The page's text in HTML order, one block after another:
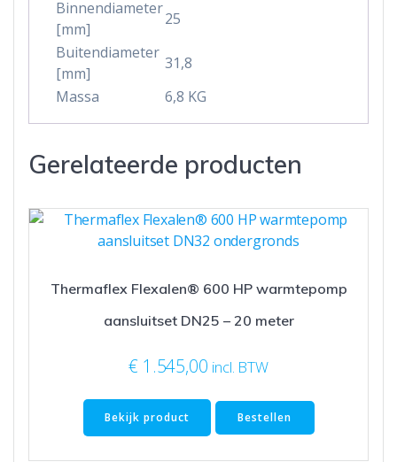
Binnendiameter
[mm]
25
Buitendiameter
[mm]
31,8
Massa
6,8 KG
Gerelateerde producten
Thermaflex Flexalen® 600 HP warmtepomp
aansluitset DN25 – 20 meter
€ 1.545,00 incl. BTW
Bekijk product Bestellen